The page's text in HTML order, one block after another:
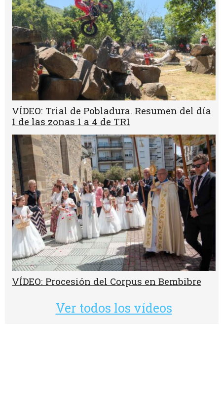
VÍDEO: Trial de Pobladura. Resumen del día
1 de las zonas 1 a 4 de TR1
VÍDEO: Procesión del Corpus en Bembibre
Ver todos los vídeos